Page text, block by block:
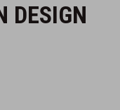
DESIGN